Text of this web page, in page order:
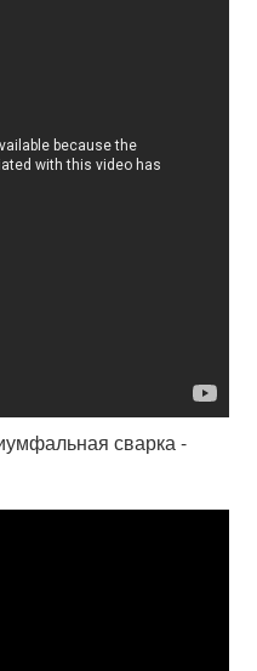
сварка -